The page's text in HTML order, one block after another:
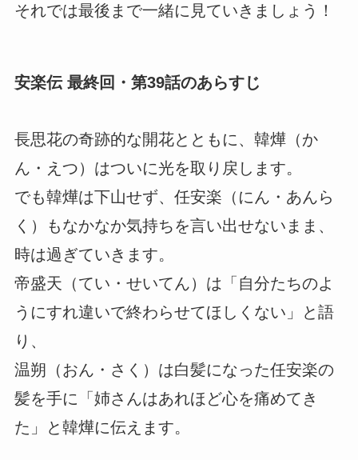
それでは最後まで一緒に見ていきましょう！
安楽伝 最終回・第39話のあらすじ
長思花の奇跡的な開花とともに、韓燁（か
ん・えつ）はついに光を取り戻します。
でも韓燁は下山せず、任安楽（にん・あんら
く）もなかなか気持ちを言い出せないまま、
時は過ぎていきます。
帝盛天（てい・せいてん）は「自分たちのよ
うにすれ違いで終わらせてほしくない」と語
り、
温朔（おん・さく）は白髪になった任安楽の
髪を手に「姉さんはあれほど心を痛めてき
た」と韓燁に伝えます。